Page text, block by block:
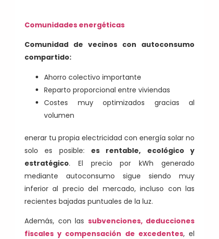
Comunidades energéticas
Comunidad de vecinos con autoconsumo
compartido:
Ahorro colectivo importante
Reparto proporcional entre viviendas
Costes muy optimizados gracias al
volumen
enerar tu propia electricidad con energía solar no
solo es posible: es rentable, ecológico y
estratégico. El precio por kWh generado
mediante autoconsumo sigue siendo muy
inferior al precio del mercado, incluso con las
recientes bajadas puntuales de la luz.
Además, con las subvenciones, deducciones
fiscales y compensación de excedentes, el